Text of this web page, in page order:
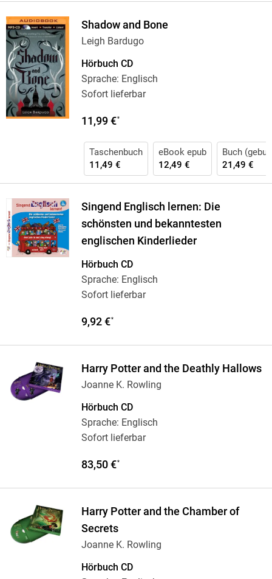
Shadow and Bone
Leigh Bardugo
Hörbuch CD
Sprache: Englisch
Sofort lieferbar
11,99 €*
Taschenbuch
11,49 €
eBook epub
12,49 €
Buch
21,49 €
Singend Englisch lernen: Die
schönsten und bekanntesten
englischen Kinderlieder
Hörbuch CD
Sprache: Englisch
Sofort lieferbar
9,92 €*
Harry Potter and the Deathly Hallows
Joanne K. Rowling
Hörbuch CD
Sprache: Englisch
Sofort lieferbar
83,50 €*
Harry Potter and the Chamber of
Secrets
Joanne K. Rowling
Hörbuch CD